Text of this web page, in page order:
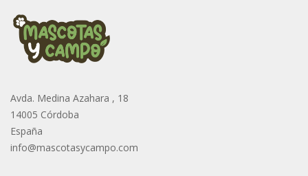
Avda. Medina Azahara , 18
14005 Córdoba
España
info@mascotasycampo.com